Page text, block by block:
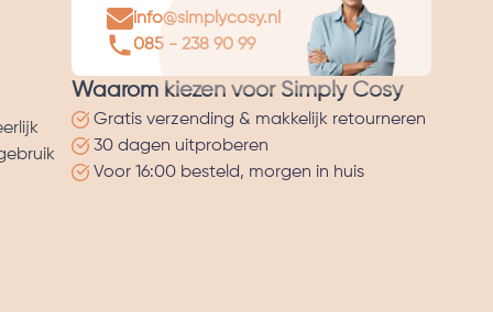
info@simplycosy.nl
085 - 238 90 99
Waarom kiezen voor Simply Cosy
Gratis verzending & makkelijk retourneren
30 dagen uitproberen
Voor 16:00 besteld, morgen in huis